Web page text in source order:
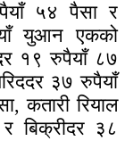
५४ पैसा र
युआन एकको
१९ रुपैयाँ ८७
३७ रुपैयाँ
कतारी रियाल
बिक्रीदर ३८